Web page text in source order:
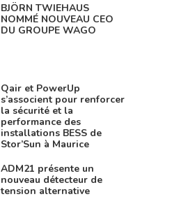
BJÖRN TWIEHAUS
NOMMÉ NOUVEAU CEO
DU GROUPE WAGO
Qair et PowerUp
s’associent pour renforcer
la sécurité et la
performance des
installations BESS de
Stor’Sun à Maurice
ADM21 présente un
nouveau détecteur de
tension alternative